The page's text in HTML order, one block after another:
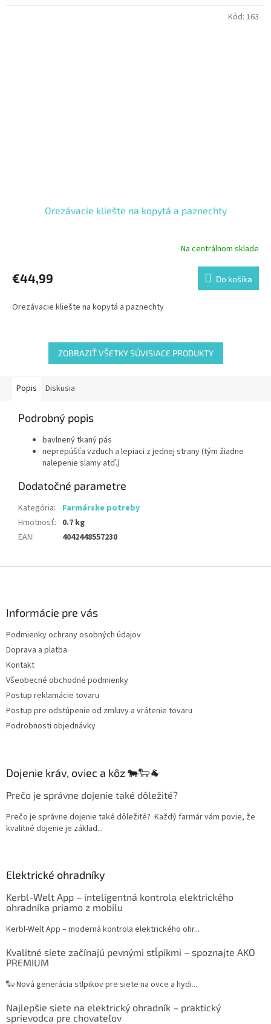
Orezávacie kliešte na kopytá a paznechty
Na centrálnom sklade
€44,99 Do košíka
Orezávacie kliešte na kopytá a paznechty
Kód: 163
ZOBRAZIŤ VŠETKY SÚVISIACE PRODUKTY
Popis Diskusia
Podrobný popis
bavlnený tkaný pás
neprepúšťa vzduch a lepiaci z jednej strany (tým žiadne
nalepenie slamy atď.)
Dodatočné parametre
Kategória:
Farmárske potreby
Hmotnosť: 0.7 kg
EAN: 4042448557230
Informácie pre vás
Podmienky ochrany osobných údajov
Doprava a platba
Kontakt
Všeobecné obchodné podmienky
Postup reklamácie tovaru
Postup pre odstúpenie od zmluvy a vrátenie tovaru
Podrobnosti objednávky
Dojenie kráv, oviec a kôz 🐄🐑🐐
Prečo je správne dojenie také dôležité?
Prečo je správne dojenie také dôležité? Každý farmár vám povie, že
kvalitné dojenie je základ...
Elektrické ohradníky
Kerbl-Welt App – inteligentná kontrola elektrického
ohradníka priamo z mobilu
Kerbl-Welt App – moderná kontrola elektrického ohr...
Kvalitné siete začínajú pevnými stĺpikmi – spoznajte AKO
PREMIUM
🐑 Nová generácia stĺpikov pre siete na ovce a hydi...
Najlepšie siete na elektrický ohradník – praktický
sprievodca pre chovateľov